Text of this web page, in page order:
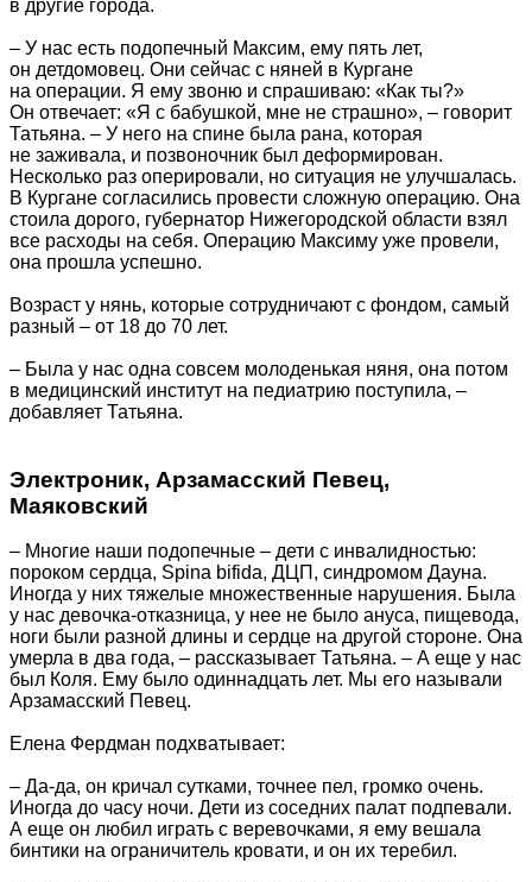
в другие города.
– У нас есть подопечный Максим, ему пять лет,
он детдомовец. Они сейчас с няней в Кургане
на операции. Я ему звоню и спрашиваю: «Как ты?»
Он отвечает: «Я с бабушкой, мне не страшно», – говорит
Татьяна. – У него на спине была рана, которая
не заживала, и позвоночник был деформирован.
Несколько раз оперировали, но ситуация не улучшалась.
В Кургане согласились провести сложную операцию. Она
стоила дорого, губернатор Нижегородской области взял
все расходы на себя. Операцию Максиму уже провели,
она прошла успешно.
Возраст у нянь, которые сотрудничают с фондом, самый
разный – от 18 до 70 лет.
– Была у нас одна совсем молоденькая няня, она потом
в медицинский институт на педиатрию поступила, –
добавляет Татьяна.
Электроник, Арзамасский Певец,
Маяковский
– Многие наши подопечные – дети с инвалидностью:
пороком сердца, Spina bifida, ДЦП, синдромом Дауна.
Иногда у них тяжелые множественные нарушения. Была
у нас девочка-отказница, у нее не было ануса, пищевода,
ноги были разной длины и сердце на другой стороне. Она
умерла в два года, – рассказывает Татьяна. – А еще у нас
был Коля. Ему было одиннадцать лет. Мы его называли
Арзамасский Певец.
Елена Фердман подхватывает:
– Да-да, он кричал сутками, точнее пел, громко очень.
Иногда до часу ночи. Дети из соседних палат подпевали.
А еще он любил играть с веревочками, я ему вешала
бинтики на ограничитель кровати, и он их теребил.